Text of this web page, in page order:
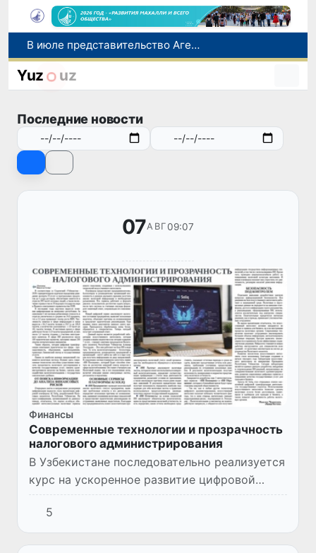
Сборная Узбекистана вышла в четвертьфинал «Игр Будущего - 2026» в Астане
Прогноз погоды на день 7 августа
В июле представительство Агентства миграции в Москве оказало помощь более 1,8 тысячам граждан Узбекистана
Yuz uz
Последние новости
07АВГ09:07
Финансы
Современные технологии и прозрачность
налогового администрирования
В Узбекистане последовательно реализуется
курс на ускоренное развитие цифровой
экономики, информационных технологий и
искусственного интеллекта. Особое
внимание этим направлениям...
5